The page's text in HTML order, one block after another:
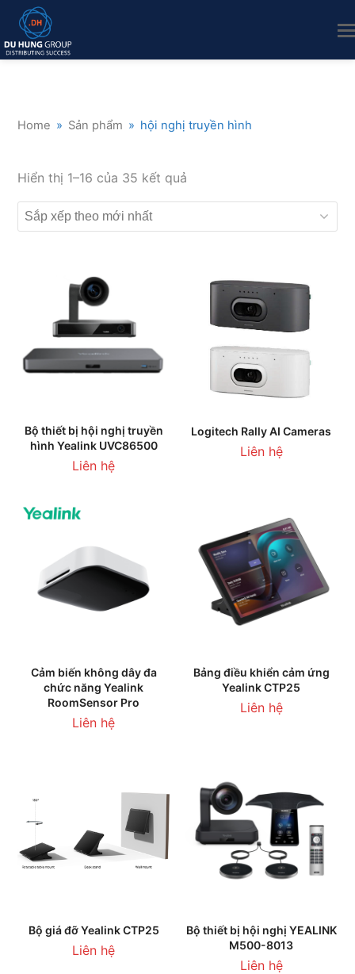
Home » Sản phẩm » hội nghị truyền hình
Hiển thị 1–16 của 35 kết quả
sắp
xếp
nhất
Bộ thiết bị hội nghị truyền
hình Yealink UVC86500
Liên hệ
Logitech Rally AI Cameras
Liên hệ
Cảm biến không dây đa
chức năng Yealink
RoomSensor Pro
Liên hệ
Bảng điều khiển cảm ứng
Yealink CTP25
Liên hệ
Bộ giá đỡ Yealink CTP25
Liên hệ
Bộ thiết bị hội nghị YEALINK
M500-8013
Liên hệ